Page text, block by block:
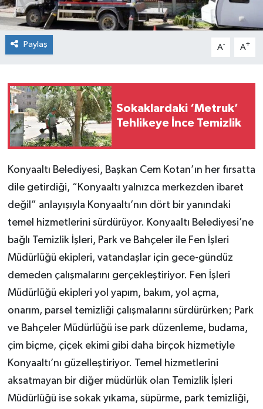
Paylaş A- A+
Sokaklardaki ‘Metruk’
Tehlikeye İnce Temizlik
Konyaaltı Belediyesi, Başkan Cem Kotan’ın her fırsatta
dile getirdiği, “Konyaaltı yalnızca merkezden ibaret
değil” anlayışıyla Konyaaltı’nın dört bir yanındaki
temel hizmetlerini sürdürüyor. Konyaaltı Belediyesi’ne
bağlı Temizlik İşleri, Park ve Bahçeler ile Fen İşleri
Müdürlüğü ekipleri, vatandaşlar için gece-gündüz
demeden çalışmalarını gerçekleştiriyor. Fen İşleri
Müdürlüğü ekipleri yol yapım, bakım, yol açma,
onarım, parsel temizliği çalışmalarını sürdürürken; Park
ve Bahçeler Müdürlüğü ise park düzenleme, budama,
çim biçme, çiçek ekimi gibi daha birçok hizmetiyle
Konyaaltı’nı güzelleştiriyor. Temel hizmetlerini
aksatmayan bir diğer müdürlük olan Temizlik İşleri
Müdürlüğü ise sokak yıkama, süpürme, park temizliği,